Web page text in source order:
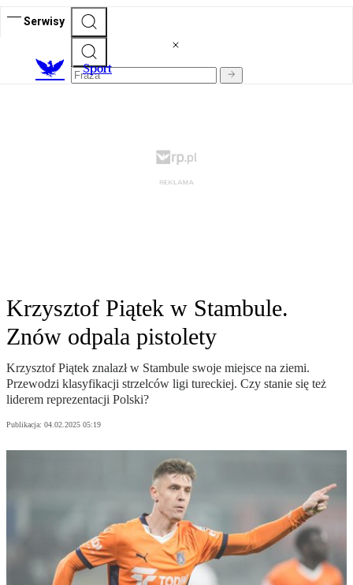
Serwisy
Sport
Krzysztof Piątek w Stambule.
Znów odpala pistolety
Krzysztof Piątek znalazł w Stambule swoje miejsce na ziemi.
Przewodzi klasyfikacji strzelców ligi tureckiej. Czy stanie się też
liderem reprezentacji Polski?
Publikacja: 04.02.2025 05:19